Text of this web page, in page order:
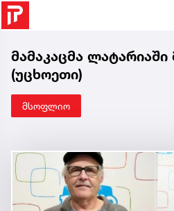
მამაკაცმა
(უცხოეთი)
მსოფლიო